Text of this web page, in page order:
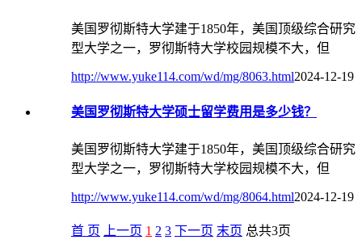
美国罗彻斯特大学建于1850年，美国顶级综合研究
型大学之一，罗彻斯特大学校园规模不大，但
http://www.yuke114.com/wd/mg/8063.html2024-12-19
美国罗彻斯特大学硕士留学费用是多少钱？
美国罗彻斯特大学建于1850年，美国顶级综合研究
型大学之一，罗彻斯特大学校园规模不大，但
http://www.yuke114.com/wd/mg/8064.html2024-12-19
首 页 上一页 1 2 3 下一页 末页 总共3页